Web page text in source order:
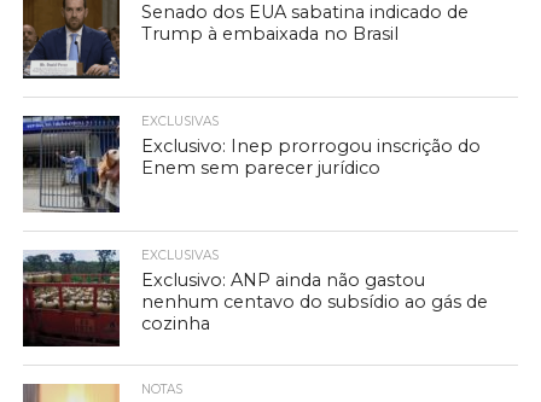
Senado dos EUA sabatina indicado de
Trump à embaixada no Brasil
EXCLUSIVAS
Exclusivo: Inep prorrogou inscrição do
Enem sem parecer jurídico
EXCLUSIVAS
Exclusivo: ANP ainda não gastou
nenhum centavo do subsídio ao gás de
cozinha
NOTAS